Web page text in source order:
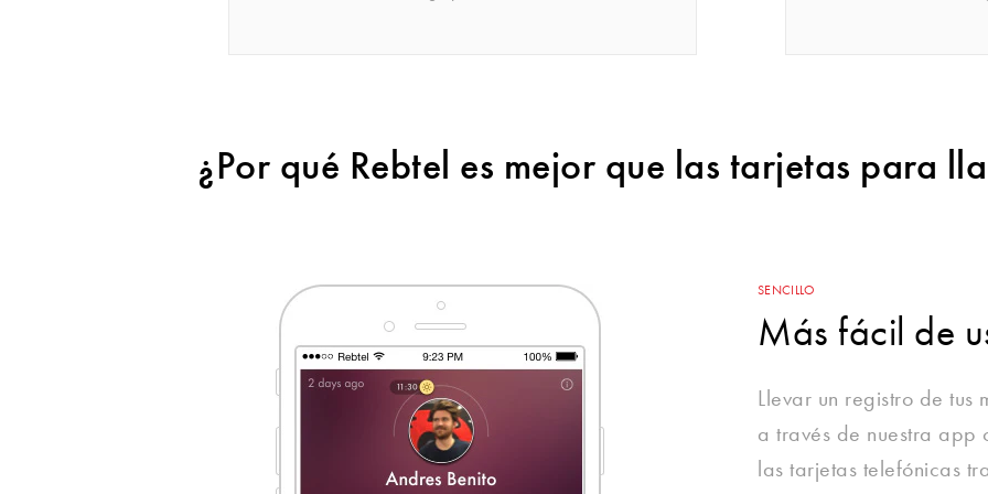
¿Por qué Rebtel es mejor que las tarjetas para
SENCILLO
Más fácil de
Llevar un registro de tus
a través de nuestra app
las tarjetas telefónicas